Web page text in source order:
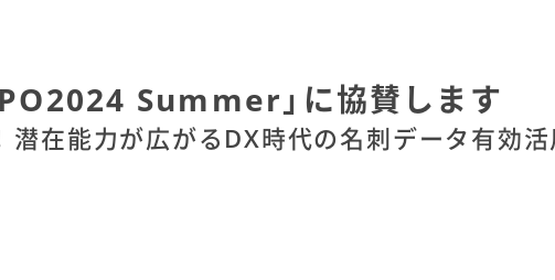
Summer」に協賛します
潜在能力が広がるDX時代の名刺データ有効